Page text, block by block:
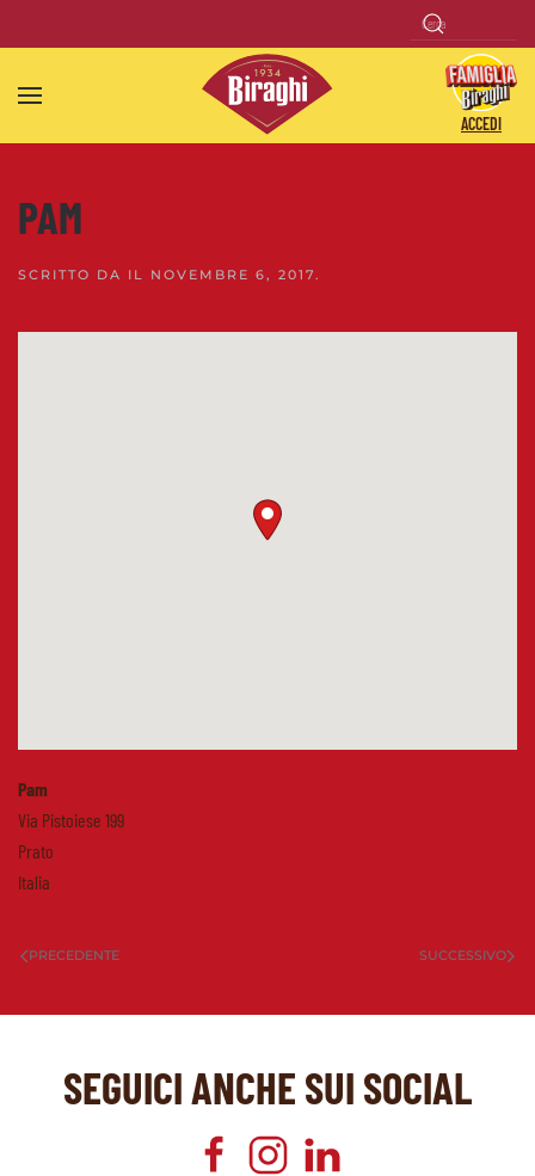
Skip to main content
ACCEDI
PAM
SCRITTO DA IL NOVEMBRE 6, 2017.
Pam
Via Pistoiese 199
Prato
Italia
PRECEDENTE SUCCESSIVO
SEGUICI ANCHE SUI SOCIAL